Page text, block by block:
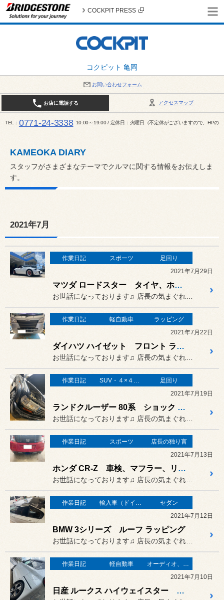
コクピット 亀岡
COCKPIT PRESS
お問い合わせフォーム
アクセスマップ
お店に電話する
TEL 0771-24-3338 10:00～19:00 / 定休日：火曜日（不定休がございますので、HPの
KAMEOKA DIARY
スタッフがさまざまなテーマでクルマに関する情報をお伝えしま
す。
2021年7月
作業日記 スポーツ
足回り
2021年7月29日
マツダ ロードスター タイヤ、ホイール、足回り 交換
作業日記 軽自動車
ラッピング
2021年7月22日
ダイハツ ハイゼット フロント ラッピング
作業日記 SUV・４×４（オフロード）
足回り
2021年7月19日
ランドクルーザー 80系 ショック 足回り 交換 KONI
作業日記 スポーツ
店長の独り言
2021年7月13日
ホンダ CR-Z 車検、マフラー、リヤディフューザー などなど
作業日記 輸入車（ドイツ車）の作業
セダン
2021年7月12日
BMW 3シリーズ ルーフ ラッピング
作業日記 軽自動車
オーディオ、カーナビ、モニター の取り付け
2021年7月10日
日産 ルークス ハイウェイスター スピーカー 取付